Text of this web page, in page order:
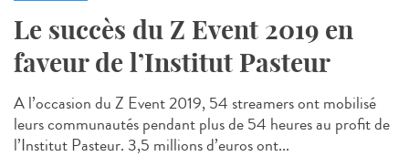
Le succès du Z Event 2019 en
faveur de l’Institut Pasteur
A l’occasion du Z Event 2019, 54 streamers ont mobilisé
leurs communautés pendant plus de 54 heures au profit de
l’Institut Pasteur. 3,5 millions d’euros ont...